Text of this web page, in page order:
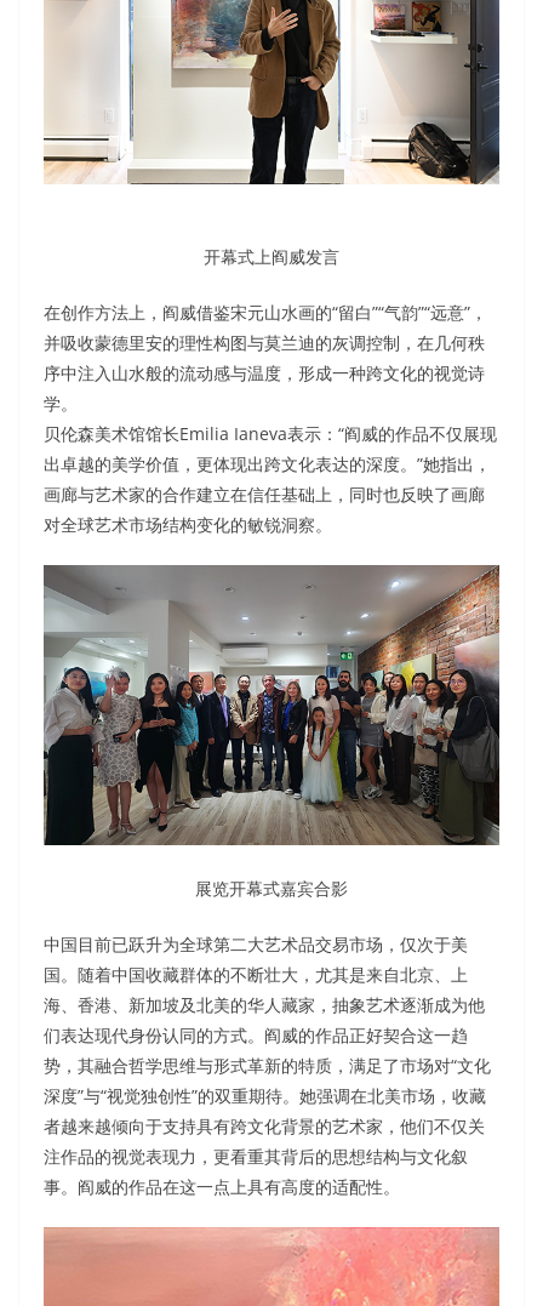
开幕式上阎威发言
在创作方法上，阎威借鉴宋元山水画的“留白”“气韵”“远意”，
并吸收蒙德里安的理性构图与莫兰迪的灰调控制，在几何秩
序中注入山水般的流动感与温度，形成一种跨文化的视觉诗
学。
贝伦森美术馆馆长Emilia Ianeva表示：“阎威的作品不仅展现
出卓越的美学价值，更体现出跨文化表达的深度。”她指出，
画廊与艺术家的合作建立在信任基础上，同时也反映了画廊
对全球艺术市场结构变化的敏锐洞察。
展览开幕式嘉宾合影
中国目前已跃升为全球第二大艺术品交易市场，仅次于美
国。随着中国收藏群体的不断壮大，尤其是来自北京、上
海、香港、新加坡及北美的华人藏家，抽象艺术逐渐成为他
们表达现代身份认同的方式。阎威的作品正好契合这一趋
势，其融合哲学思维与形式革新的特质，满足了市场对“文化
深度”与“视觉独创性”的双重期待。她强调在北美市场，收藏
者越来越倾向于支持具有跨文化背景的艺术家，他们不仅关
注作品的视觉表现力，更看重其背后的思想结构与文化叙
事。阎威的作品在这一点上具有高度的适配性。